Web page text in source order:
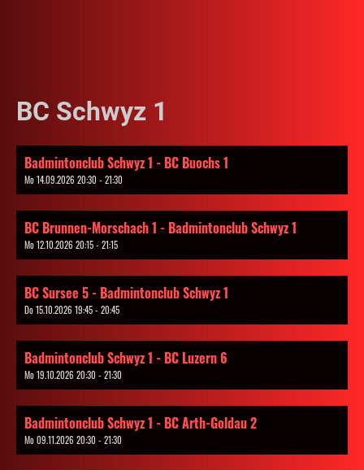
BC Schwyz 1
Badmintonclub Schwyz 1 - BC Buochs 1
Mo 14.09.2026 20:30 - 21:30
BC Brunnen-Morschach 1 - Badmintonclub Schwyz 1
Mo 12.10.2026 20:15 - 21:15
BC Sursee 5 - Badmintonclub Schwyz 1
Do 15.10.2026 19:45 - 20:45
Badmintonclub Schwyz 1 - BC Luzern 6
Mo 19.10.2026 20:30 - 21:30
Badmintonclub Schwyz 1 - BC Arth-Goldau 2
Mo 09.11.2026 20:30 - 21:30